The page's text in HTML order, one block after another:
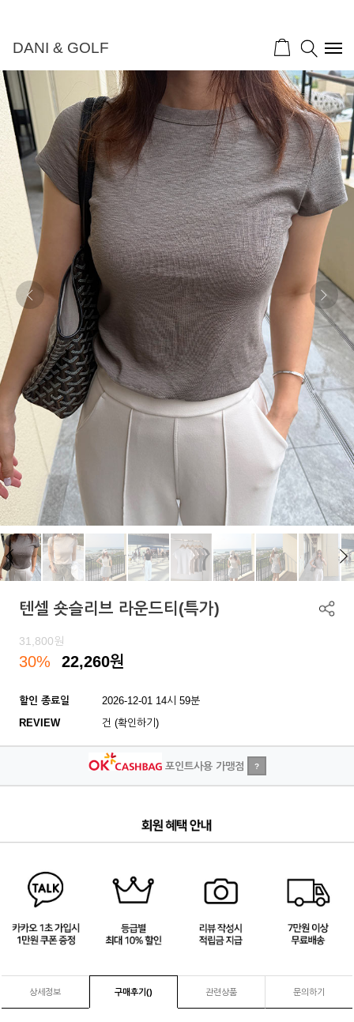
DANI & GOLF
텐셀 숏슬리브 라운드티(특가)
31,800원
30% 22,260원
할인 종료일
2026-12-01 14시 59분
REVIEW
건 (확인하기)
포인트사용 가맹점 ?
상세정보 구매후기() 관련상품 문의하기